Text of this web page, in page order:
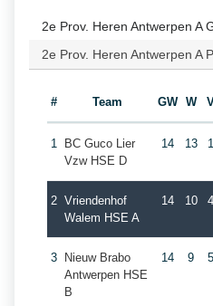
2e Prov. Heren Antwerpen A
2e Prov. Heren Antwerpen A
# Team GW W
1
BC Guco Lier
Vzw HSE D
14 13 1
2 Vriendenhof
Walem HSE A
14 10 4
3
Nieuw Brabo
Antwerpen HSE
B
14 9 5